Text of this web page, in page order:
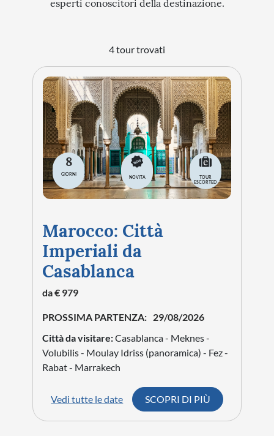
esperti conoscitori della destinazione.
4 tour trovati
8
GIORNI
NOVITA
TOUR
ESCORTED
Marocco: Città
Imperiali da
Casablanca
da € 979
PROSSIMA PARTENZA: 29/08/2026
Città da visitare:Casablanca - Meknes -
Volubilis - Moulay Idriss (panoramica) - Fez -
Rabat - Marrakech
Vedi tutte le date SCOPRI DI PIÙ
ARTE E CULTURA